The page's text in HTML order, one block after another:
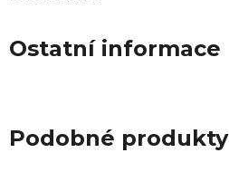
Ostatní informace
Podobné produkty